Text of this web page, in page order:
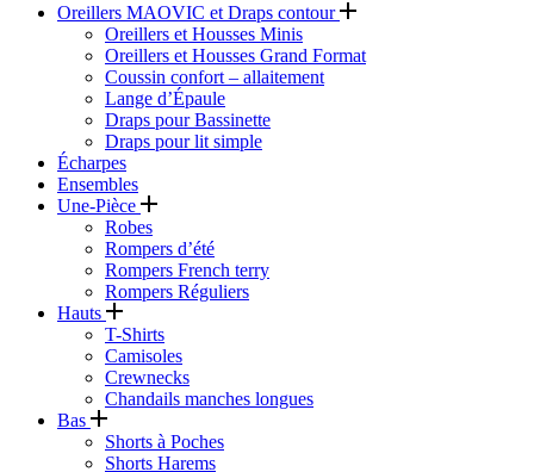
Oreillers MAOVIC et Draps contour
Oreillers et Housses Minis
Oreillers et Housses Grand Format
Coussin confort – allaitement
Lange d’Épaule
Draps pour Bassinette
Draps pour lit simple
Écharpes
Ensembles
Une-Pièce
Robes
Rompers d’été
Rompers French terry
Rompers Réguliers
Hauts
T-Shirts
Camisoles
Crewnecks
Chandails manches longues
Bas
Shorts à Poches
Shorts Harems